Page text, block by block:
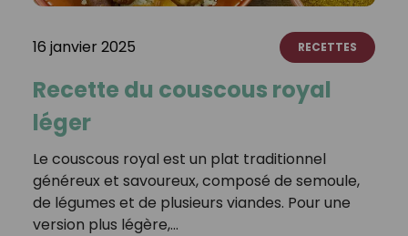
16 janvier 2025 RECETTES
Recette du couscous royal
léger
Le couscous royal est un plat traditionnel
généreux et savoureux, composé de semoule,
de légumes et de plusieurs viandes. Pour une
version plus légère,…